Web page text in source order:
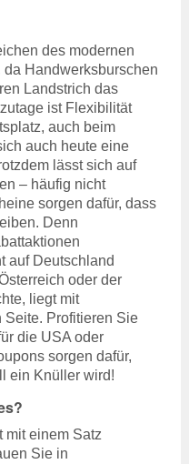
des modernen
Handwerksburschen
Landstrich das
ist Flexibilität
auch beim
auch heute eine
lässt sich auf
– häufig nicht
sorgen dafür, dass
Denn
auf Deutschland
oder der
liegt mit
Seite. Profitieren Sie
die USA oder
sorgen dafür,
ein Knüller wird!
mit einem Satz
Sie in